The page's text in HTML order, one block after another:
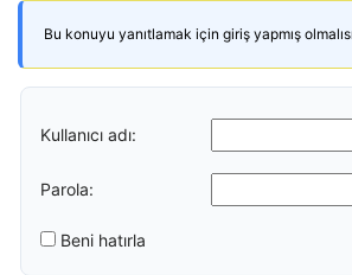
Bu konuyu yanıtlamak için giriş yapmış
Kullanıcı adı:
Parola:
Beni hatırla